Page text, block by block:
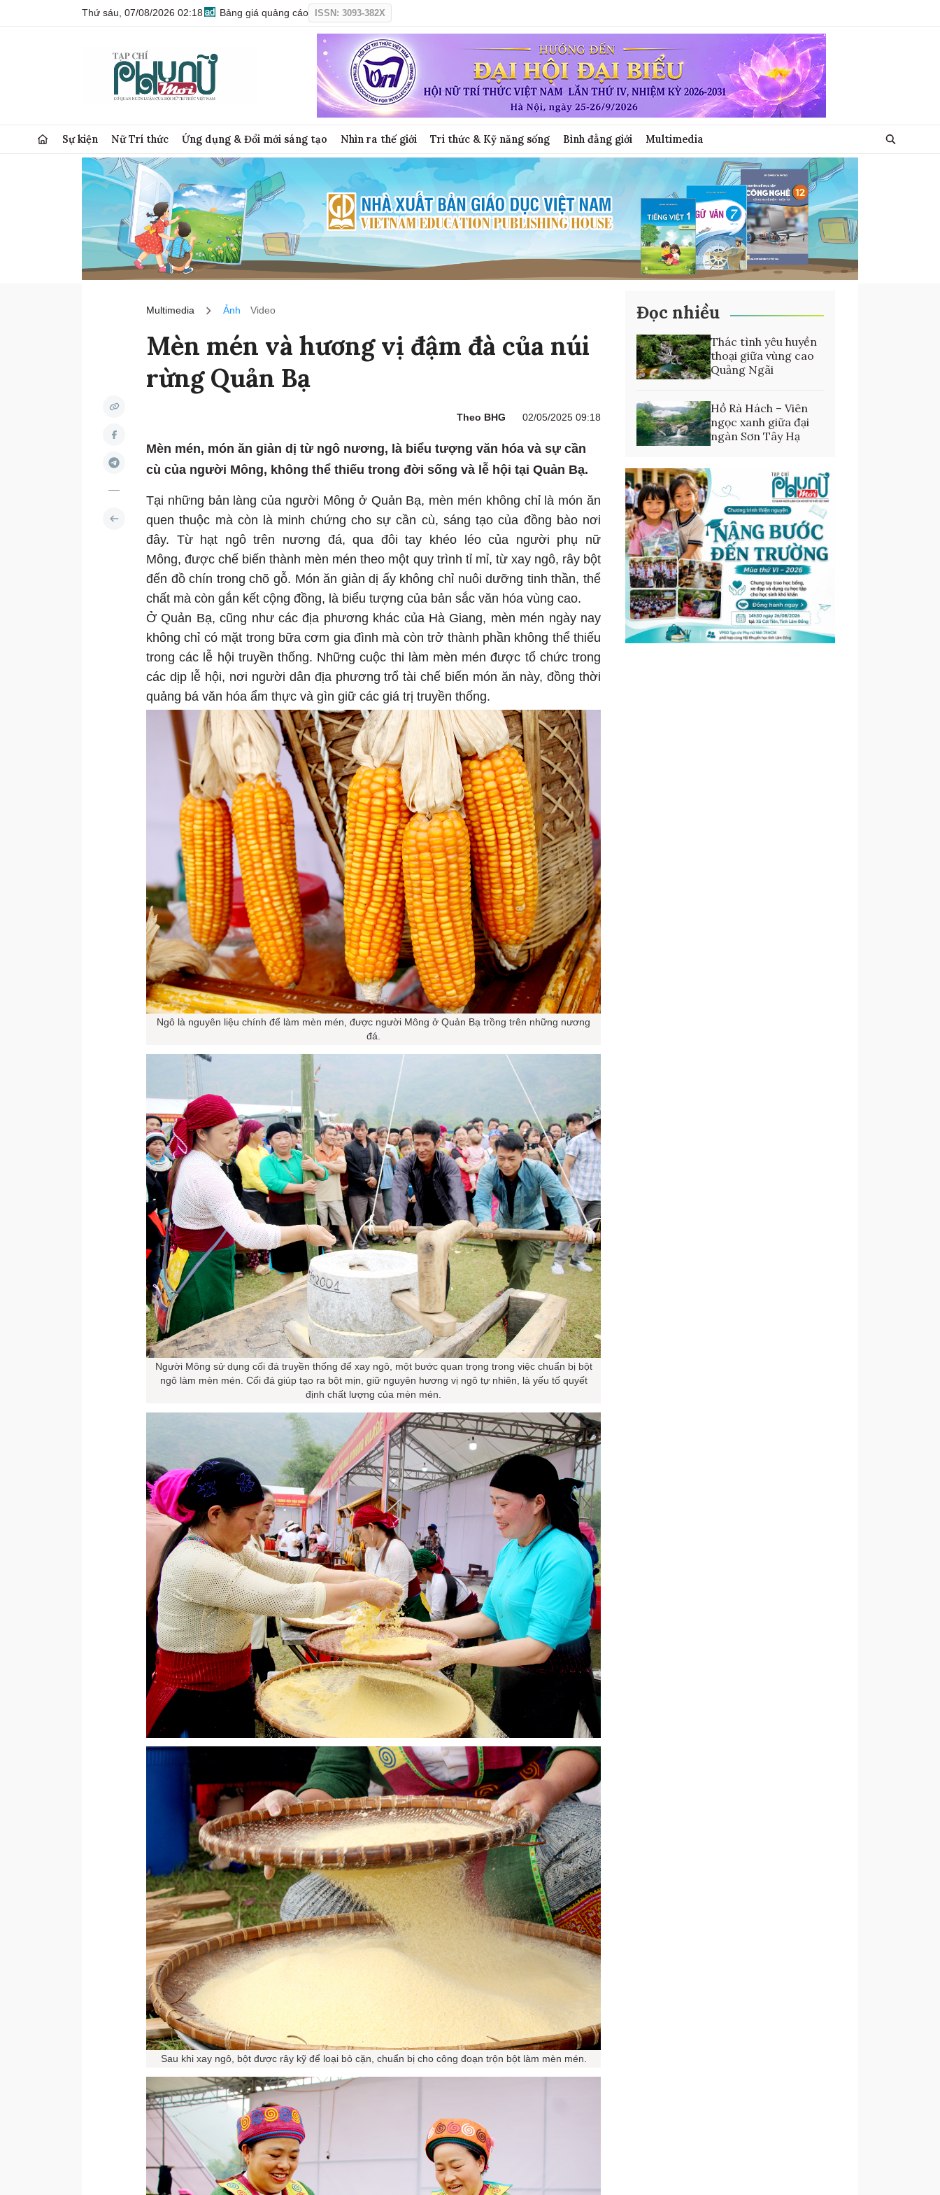
Thứ sáu, 07/08/2026 02:18 Bảng giá quảng cáo ISSN: 3093-382X
Sự kiện Nữ Trí thức Ứng dụng & Đổi mới sáng tạo Nhìn ra thế giới Tri thức & Kỹ năng sống Bình đẳng giới Multimedia
Multimedia Ảnh Video
Mèn mén và hương vị đậm đà của núi
rừng Quản Bạ
Theo BHG 02/05/2025 09:18
Mèn mén, món ăn giản dị từ ngô nương, là biểu tượng văn hóa và sự cần
cù của người Mông, không thể thiếu trong đời sống và lễ hội tại Quản Bạ.
Tại những bản làng của người Mông ở Quản Bạ, mèn mén không chỉ là món ăn
quen thuộc mà còn là minh chứng cho sự cần cù, sáng tạo của đồng bào nơi
đây. Từ hạt ngô trên nương đá, qua đôi tay khéo léo của người phụ nữ
Mông, được chế biến thành mèn mén theo một quy trình tỉ mỉ, từ xay ngô, rây bột
đến đồ chín trong chõ gỗ. Món ăn giản dị ấy không chỉ nuôi dưỡng tinh thần, thể
chất mà còn gắn kết cộng đồng, là biểu tượng của bản sắc văn hóa vùng cao.
Ở Quản Bạ, cũng như các địa phương khác của Hà Giang, mèn mén ngày nay
không chỉ có mặt trong bữa cơm gia đình mà còn trở thành phần không thể thiếu
trong các lễ hội truyền thống. Những cuộc thi làm mèn mén được tổ chức trong
các dịp lễ hội, nơi người dân địa phương trổ tài chế biến món ăn này, đồng thời
quảng bá văn hóa ẩm thực và gìn giữ các giá trị truyền thống.
Ngô là nguyên liệu chính để làm mèn mén, được người Mông ở Quản Bạ trồng trên những nương
đá.
Người Mông sử dụng cối đá truyền thống để xay ngô, một bước quan trọng trong việc chuẩn bị bột
ngô làm mèn mén. Cối đá giúp tạo ra bột mịn, giữ nguyên hương vị ngô tự nhiên, là yếu tố quyết
định chất lượng của mèn mén.
Sau khi xay ngô, bột được rây kỹ để loại bỏ cặn, chuẩn bị cho công đoạn trộn bột làm mèn mén.
Đọc nhiều
Thác tình yêu huyền
thoại giữa vùng cao
Quảng Ngãi
Hồ Rà Hách – Viên
ngọc xanh giữa đại
ngàn Sơn Tây Hạ